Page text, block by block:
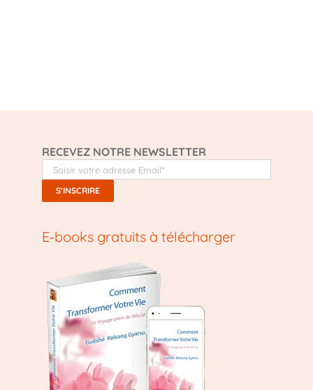
RECEVEZ NOTRE NEWSLETTER
E‑books gratuits à télécharger